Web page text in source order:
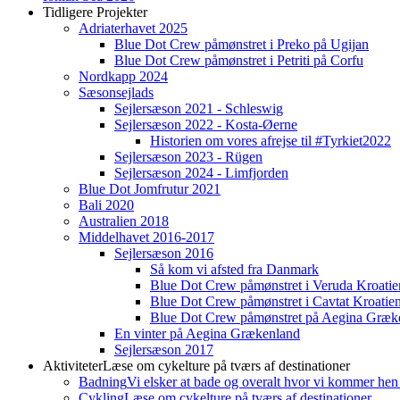
Tidligere Projekter
Adriaterhavet 2025
Blue Dot Crew påmønstret i Preko på Ugijan
Blue Dot Crew påmønstret i Petriti på Corfu
Nordkapp 2024
Sæsonsejlads
Sejlersæson 2021 - Schleswig
Sejlersæson 2022 - Kosta-Øerne
Historien om vores afrejse til #Tyrkiet2022
Sejlersæson 2023 - Rügen
Sejlersæson 2024 - Limfjorden
Blue Dot Jomfrutur 2021
Bali 2020
Australien 2018
Middelhavet 2016-2017
Sejlersæson 2016
Så kom vi afsted fra Danmark
Blue Dot Crew påmønstret i Veruda
Blue Dot Crew påmønstret i Cavtat Kroatien
Blue Dot Crew påmønstret på Aegina
En vinter på Aegina Grækenland
Sejlersæson 2017
AktiviteterLæse om cykelture på tværs af destinationer
BadningVi elsker at bade og overalt hvor vi kommer